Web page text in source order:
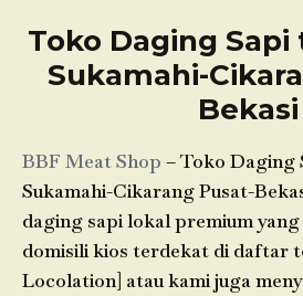
Toko Daging
Sukamahi-
Bekasi
BBF Meat Shop – Toko Daging
Sukamahi-Cikarang Pusat-
daging sapi lokal premium
domisili kios terdekat di daftar
Locolation] atau kami juga